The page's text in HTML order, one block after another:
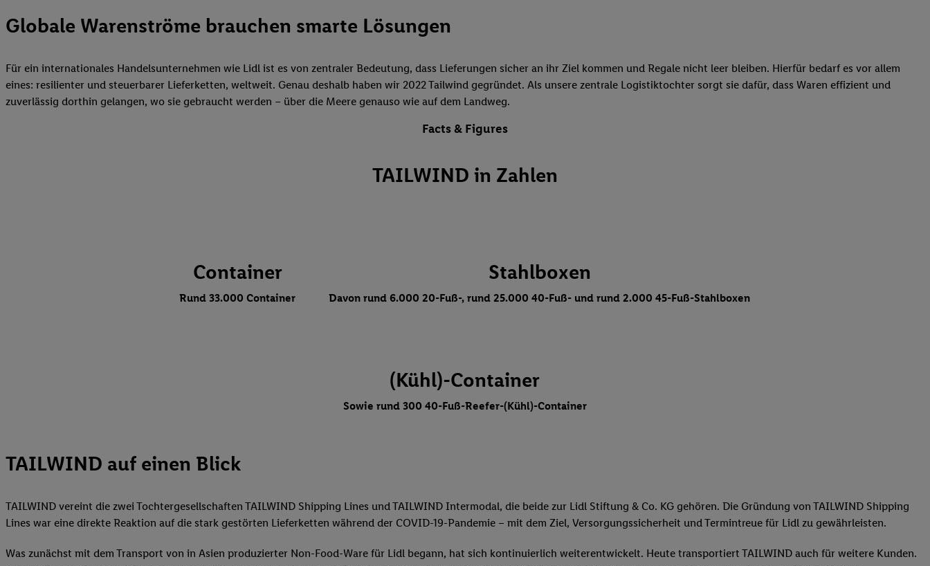
Globale Warenströme brauchen smarte Lösungen
Für ein internationales Handelsunternehmen wie Lidl ist es von zentraler Bedeutung, dass Lieferungen sicher an ihr Ziel kommen und Regale nicht leer bleiben. Hierfür bedarf es vor allem
eines: resilienter und steuerbarer Lieferketten, weltweit. Genau deshalb haben wir 2022 Tailwind gegründet. Als unsere zentrale Logistiktochter sorgt sie dafür, dass Waren effizient und
zuverlässig dorthin gelangen, wo sie gebraucht werden – über die Meere genauso wie auf dem Landweg.
Facts & Figures
TAILWIND in Zahlen
Container
Rund 33.000 Container
Stahlboxen
Davon rund 6.000 20-Fuß-, rund 25.000 40-Fuß- und rund 2.000 45-Fuß-Stahlboxen
(Kühl)-Container
Sowie rund 300 40-Fuß-Reefer-(Kühl)-Container
TAILWIND auf einen Blick
TAILWIND vereint die zwei Tochtergesellschaften TAILWIND Shipping Lines und TAILWIND Intermodal, die beide zur Lidl Stiftung & Co. KG gehören. Die Gründung von TAILWIND Shipping
Lines war eine direkte Reaktion auf die stark gestörten Lieferketten während der COVID-19-Pandemie – mit dem Ziel, Versorgungssicherheit und Termintreue für Lidl zu gewährleisten.
Was zunächst mit dem Transport von in Asien produzierter Non-Food-Ware für Lidl begann, hat sich kontinuierlich weiterentwickelt. Heute transportiert TAILWIND auch für weitere Kunden.